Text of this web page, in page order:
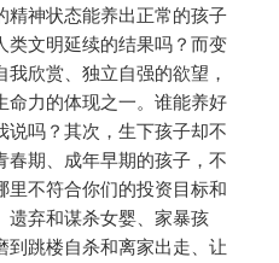
精神状态能养出正常的孩子
类文明延续的结果吗？而变
欣赏、独立自强的欲望，
命力的体现之一。谁能养好
说吗？其次，生下孩子却不
春期、成年早期的孩子，不
里不符合你们的投资目标和
遗弃和谋杀女婴、家暴孩
到跳楼自杀和离家出走、让